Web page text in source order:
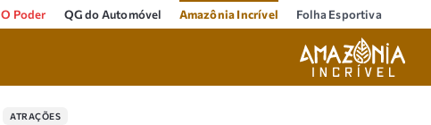
O Poder QG do Automóvel Amazônia Incrível Folha Esportiva
ATRAÇÕES